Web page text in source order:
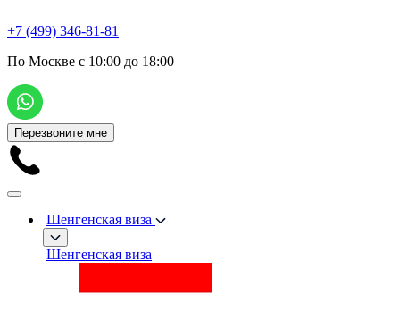
+7 (499) 346-81-81
По Москве с 10:00 до 18:00
Перезвоните мне
Шенгенская виза
Шенгенская виза